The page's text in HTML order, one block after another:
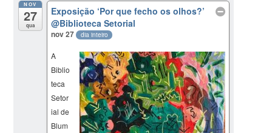
NOV
27
qua
Exposição ‘Por que fecho os olhos?’
@Biblioteca Setorial
nov 27 dia inteiro
A
Biblio
teca
Setor
ial de
Blum